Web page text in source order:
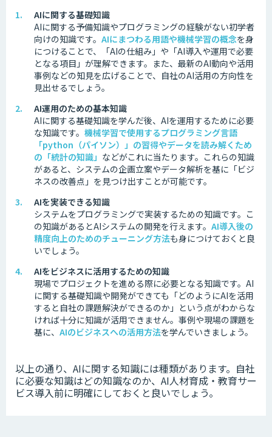
AIに関する基礎知識
AIに関する予備知識やプログラミングの経験がない初学者
向けの知識です。 AIにまつわる用語や機械学習の概念を身
につけることで、「AIの仕組み」や「AI導入や運用で必要
となる項目」が理解できます。また、最新のAI動向や活用
事例などの知見を広げることで、自社のAI活用の方向性を
見出せるでしょう。
AI運用のための基本知識
AIに関する基礎知識を学んだ後、AIを運用するために必要
な知識です。 機械学習で使用するプログラミング言語
「python（パイソン）」の習得やデータを読み解くため
の「統計の知識」 などがこれに当たります。これらの知識
があると、システムの企画立案やデータ解析を基に「ビジ
ネスの改善点」を見つけ出すことが可能です。
AIを実装できる知識
システムをプログラミングで実装するための知識です。 こ
の知識があるとAIシステムの開発を行えます。 AI導入後の
精度向上のためのチューニング方法も身につけておくと良
いでしょう。
AIをビジネスに活用するための知識
現場でプロジェクトを進める際に必要となる知識です。 AI
に関する基礎知識や開発ができても「どのようにAIを活用
すると自社の課題解決ができるのか」という点がわからな
ければ十分に知識が活用できません。 事例や現場の課題を
基に、 AIのビジネスへの活用方法を学んでいきましょう。
以上の通り、AIに関する知識には種類があります。 自社
に必要な知識はどの知識なのか、AI人材育成・教育サー
ビス導入前に明確にしておくと良いでしょう。